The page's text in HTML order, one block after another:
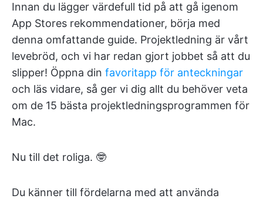
Innan du lägger värdefull tid på att gå igenom
App Stores rekommendationer, börja med
denna omfattande guide. Projektledning är vårt
levebröd, och vi har redan gjort jobbet så att du
slipper! Öppna din favoritapp för anteckningar
och läs vidare, så ger vi dig allt du behöver veta
om de 15 bästa projektledningsprogrammen för
Mac.
Nu till det roliga. 🤓
Du känner till fördelarna med att använda